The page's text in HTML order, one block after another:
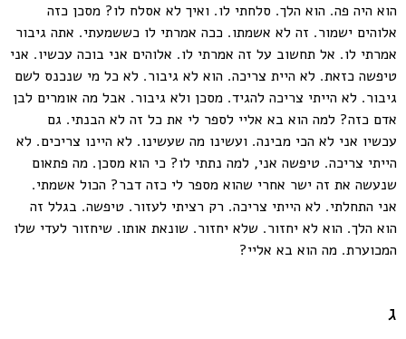
הוא היה פה. הוא הלך. סלחתי לו. ואיך לא אסלח לו? מסכן כזה
אלוהים ישמור. זה לא אשמתו. ככה אמרתי לו כששמעתי. אתה גיבור
אמרתי לו. אל תחשוב על זה אמרתי לו. אלוהים אני בוכה עכשיו. אני
טיפשה כזאת. לא היית צריכה. הוא לא גיבור. לא כל מי שנכנס לשם
גיבור. לא הייתי צריכה להגיד. מסכן ולא גיבור. אבל מה אומרים לבן
אדם כזה? למה הוא בא אליי לספר לי את כל זה לא הבנתי. גם
עכשיו אני לא הכי מבינה. ועשינו מה שעשינו. לא היינו צריכים. לא
הייתי צריכה. טיפשה אני, למה נתתי לו? כי הוא מסכן. מה פתאום
שנעשה את זה ישר אחרי שהוא מספר לי כזה דבר? הכול אשמתי.
אני התחלתי. לא הייתי צריכה. רק רציתי לעזור. טיפשה. בגלל זה
הוא הלך. הוא לא יחזור. שלא יחזור. שונאת אותו. שיחזור לעדי שלו
המכוערת. מה הוא בא אליי?
ג